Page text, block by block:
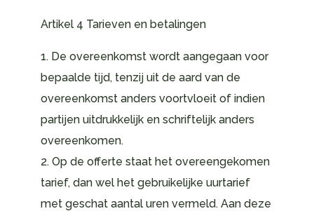
Artikel 4 Tarieven en betalingen
1. De overeenkomst wordt aangegaan voor
bepaalde tijd, tenzij uit de aard van de
overeenkomst anders voortvloeit of indien
partijen uitdrukkelijk en schriftelijk anders
overeenkomen.
2. Op de offerte staat het overeengekomen
tarief, dan wel het gebruikelijke uurtarief
met geschat aantal uren vermeld. Aan deze